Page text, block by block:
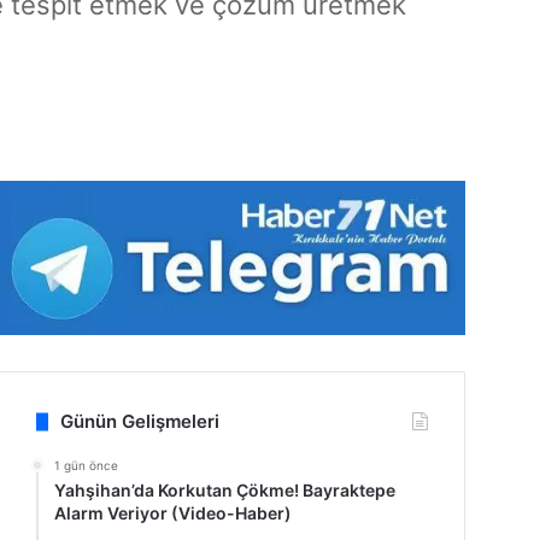
Günün Gelişmeleri
1 gün önce
Yahşihan’da Korkutan Çökme! Bayraktepe
Alarm Veriyor (Video-Haber)